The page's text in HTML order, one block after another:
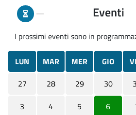
Eventi
I prossimi eventi sono in
LUN MAR MER GIO
27
28 29 30
3
4 5 6